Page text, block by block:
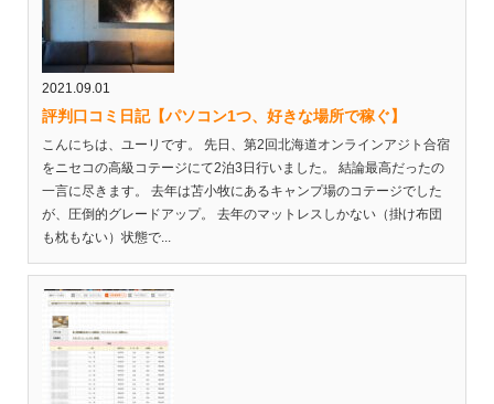
2021.09.01
評判口コミ日記【パソコン1つ、好きな場所で稼ぐ】
こんにちは、ユーリです。 先日、第2回北海道オンラインアジト合宿
をニセコの高級コテージにて2泊3日行いました。 結論最高だったの
一言に尽きます。 去年は苫小牧にあるキャンプ場のコテージでした
が、圧倒的グレードアップ。 去年のマットレスしかない（掛け布団
も枕もない）状態で...